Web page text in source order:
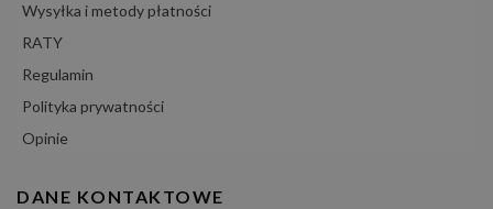
Wysyłka i metody płatności
RATY
Regulamin
Polityka prywatności
Opinie
DANE KONTAKTOWE